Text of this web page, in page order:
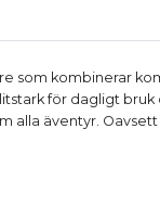
som kombinerar
för dagligt
äventyr.